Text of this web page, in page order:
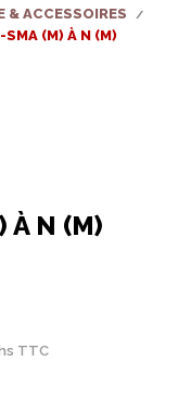
& ACCESSOIRES
(M) À N (M)
À N (M)
TTC